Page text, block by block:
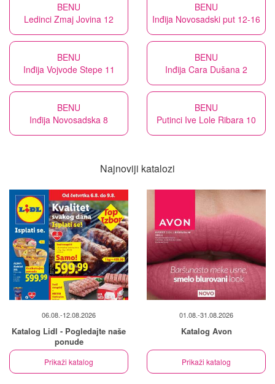
BENU
Ledinci Zmaj Jovina 12
BENU
Inđija Novosadski put 12-16
BENU
Inđija Vojvode Stepe 11
BENU
Inđija Cara Dušana 2
BENU
Inđija Novosadska 8
BENU
Putinci Ive Lole Ribara 10
Najnoviji katalozi
06.08.-12.08.2026
Katalog Lidl - Pogledajte naše
ponude
Prikaži katalog
01.08.-31.08.2026
Katalog Avon
Prikaži katalog